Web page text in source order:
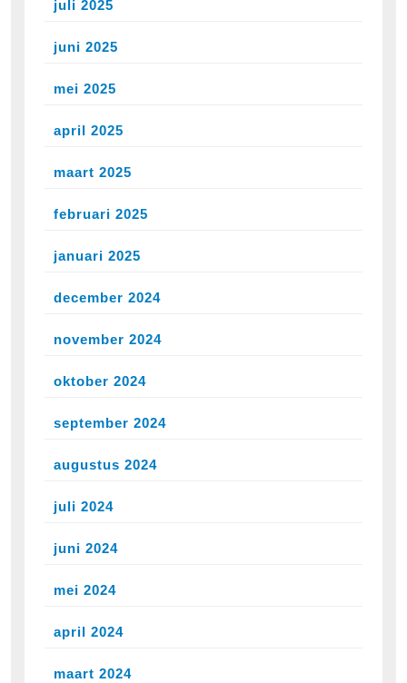
juli 2025
juni 2025
mei 2025
april 2025
maart 2025
februari 2025
januari 2025
december 2024
november 2024
oktober 2024
september 2024
augustus 2024
juli 2024
juni 2024
mei 2024
april 2024
maart 2024